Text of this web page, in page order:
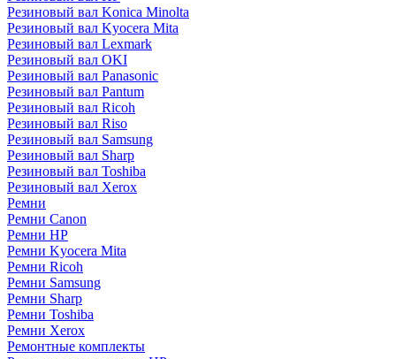
Резиновый вал Konica Minolta
Резиновый вал Kyocera Mita
Резиновый вал Lexmark
Резиновый вал OKI
Резиновый вал Panasonic
Резиновый вал Pantum
Резиновый вал Ricoh
Резиновый вал Riso
Резиновый вал Samsung
Резиновый вал Sharp
Резиновый вал Toshiba
Резиновый вал Xerox
Ремни
Ремни Canon
Ремни HP
Ремни Kyocera Mita
Ремни Ricoh
Ремни Samsung
Ремни Sharp
Ремни Toshiba
Ремни Xerox
Ремонтные комплекты